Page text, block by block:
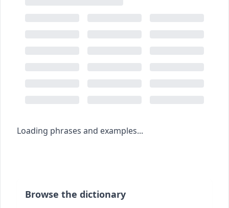
Loading phrases and examples...
Browse the dictionary